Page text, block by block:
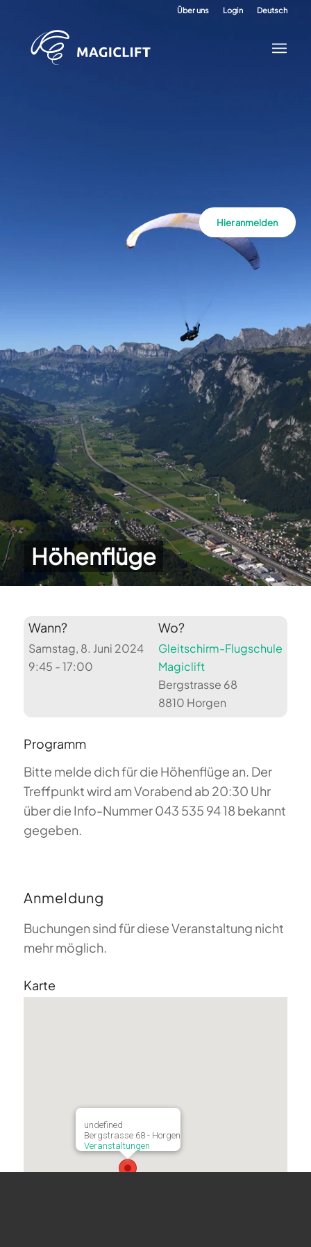
Über uns Login Deutsch
Höhenflüge
Hier anmelden
Wann?
Samstag, 8. Juni 2024
9:45 - 17:00
Wo?
Gleitschirm-Flugschule
Magiclift
Bergstrasse 68
8810 Horgen
Programm
Bitte melde dich für die Höhenflüge an. Der
Treffpunkt wird am Vorabend ab 20:30 Uhr
über die Info-Nummer 043 535 94 18 bekannt
gegeben.
Anmeldung
Buchungen sind für diese Veranstaltung nicht
mehr möglich.
Karte
undefined
Bergstrasse 68 - Horgen
Veranstaltungen